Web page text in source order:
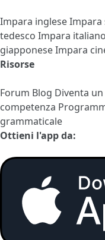
Impara ingleseImpara
tedesco Impara italiano
giapponeseImpara
Risorse
Forum Blog Diventa
competenza
grammaticale
Ottieni l'app da: